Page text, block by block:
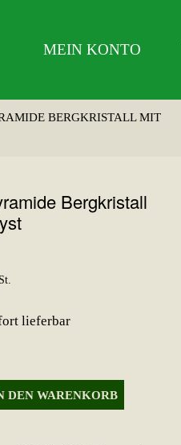
MEIN KONTO
BERGKRISTALL MIT
Bergkristall
lieferbar
DEN WARENKORB